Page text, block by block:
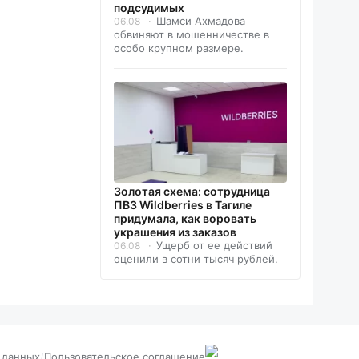
подсудимых
06.08
Шамси Ахмадова
обвиняют в мошенничестве в
особо крупном размере.
Золотая схема: сотрудница
ПВЗ Wildberries в Тагиле
придумала, как воровать
украшения из заказов
06.08
Ущерб от ее действий
оценили в сотни тысяч рублей.